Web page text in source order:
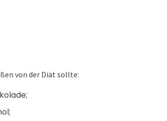
von der Diät sollte: